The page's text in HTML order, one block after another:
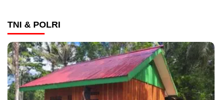
TNI & POLRI